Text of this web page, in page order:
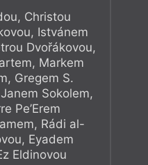
Christou
Istvánem
Dvořákovou,
Markem
Gregem S.
Sokolem,
Pe’Erem
Rádi al-
Eyadem
Eldinovou